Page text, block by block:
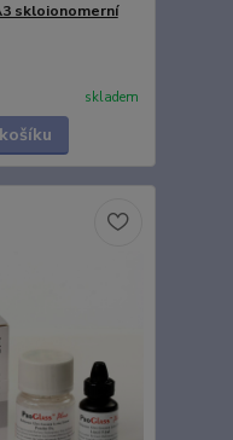
skloionomerní
skladem